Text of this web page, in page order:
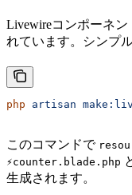
Livewireコンポーネン
れています。シンプ
php artisan
このコマンドで
⚡counter.blade.php
生成されます。